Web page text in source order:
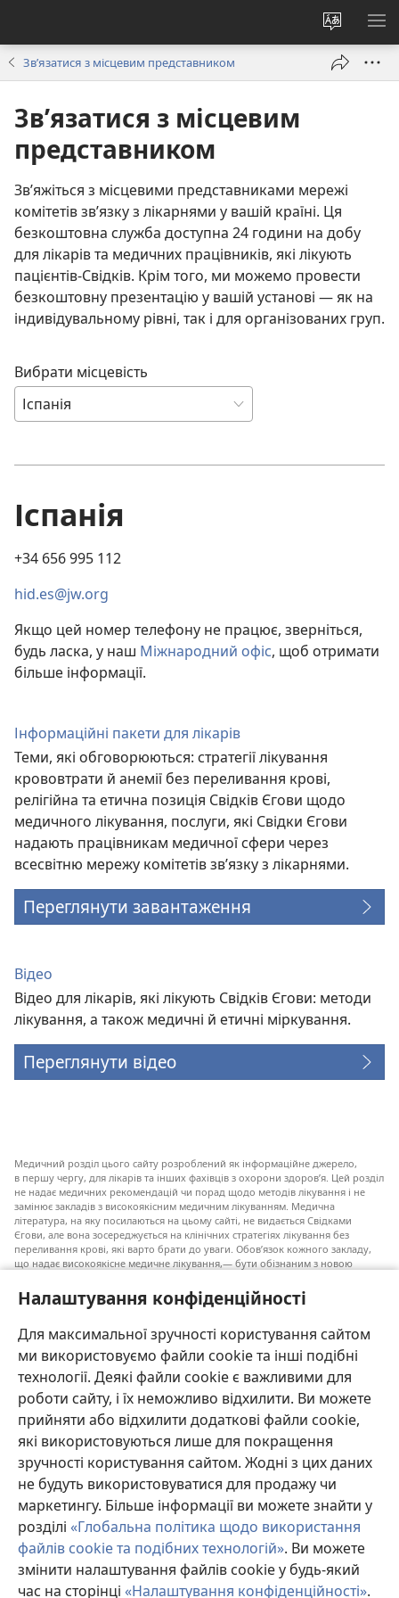
Налаштування конфіденційності
Для максимальної зручності користування сайтом
ми використовуємо файли cookie та інші подібні
технології. Деякі файли cookie є важливими для
роботи сайту, і їх неможливо відхилити. Ви можете
прийняти або відхилити додаткові файли cookie,
які використовуються лише для покращення
зручності користування сайтом. Жодні з цих даних
не будуть використовуватися для продажу чи
маркетингу. Більше інформації ви можете знайти у
розділі «Глобальна політика щодо використання
файлів cookie та подібних технологій». Ви можете
змінити налаштування файлів cookie у будь-який
час на сторінці «Налаштування конфіденційності».
Змінити
мову
сайту
Зв’язатися з місцевим представником
Зв’язатися з місцевим
представником
Зв’яжіться з місцевими представниками мережі
комітетів зв’язку з лікарнями у вашій країні. Ця
безкоштовна служба доступна 24 години на добу
для лікарів та медичних працівників, які лікують
пацієнтів-Свідків. Крім того, ми можемо провести
безкоштовну презентацію у вашій установі — як на
індивідувальному рівні, так і для організованих груп.
Вибрати місцевість
Іспанія
+34 656 995 112
hid.es@jw.org
Якщо цей номер телефону не працює, зверніться,
будь ласка, у наш Міжнародний офіс, щоб отримати
більше інформації.
Інформаційні пакети для лікарів
Теми, які обговорюються: стратегії лікування
крововтрати й анемії без переливання крові,
релігійна та етична позиція Свідків Єгови щодо
медичного лікування, послуги, які Свідки Єгови
надають працівникам медичної сфери через
всесвітню мережу комітетів зв’язку з лікарнями.
Переглянути завантаження
Відео
Відео для лікарів, які лікують Свідків Єгови: методи
лікування, а також медичні й етичні міркування.
Переглянути відео
Медичний розділ цього сайту розроблений як інформаційне джерело,
в першу чергу, для лікарів та інших фахівців з охорони здоров’я. Цей розділ
не надає медичних рекомендацій чи порад щодо методів лікування і не
замінює закладів з високоякісним медичним лікуванням. Медична
література, на яку посилаються на цьому сайті, не видається Свідками
Єгови, але вона зосереджується на клінічних стратегіях лікування без
переливання крові, які варто брати до уваги. Обов’язок кожного закладу,
що надає високоякісне медичне лікування,— бути обізнаним з новою
пацієнту приймати власні рішення згідно з його медичним станом,
побажаннями, цінностями та віруваннями. Не всі медичні стратегії, згадані
До пацієнтів: завжди шукайте порад вашого лікаря або іншого фахівця
з охорони здоров’я щодо медичних станів та лікування. Проконсультуйтеся
з лікарем, якщо відчуваєте, що ви хворі.
Послуговуватися цим сайтом можна згідно з умовами його використання.
Налаштування зовнішнього вигляду
Copyright© 2026 Watch Tower Bible and Tract Society of Pennsylvania.
УМОВИ ВИКОРИСТАННЯ|ПОЛІТИКА КОНФІДЕНЦІЙНОСТІ